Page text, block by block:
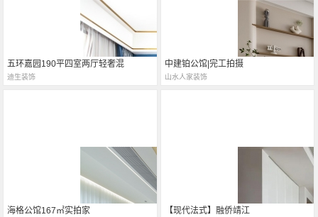
五环嘉园190平四室两厅轻奢混
迪生装饰
中建铂公馆|完工拍摄
山水人家装饰
海格公馆167㎡实拍家 【现代法式】融侨靖江